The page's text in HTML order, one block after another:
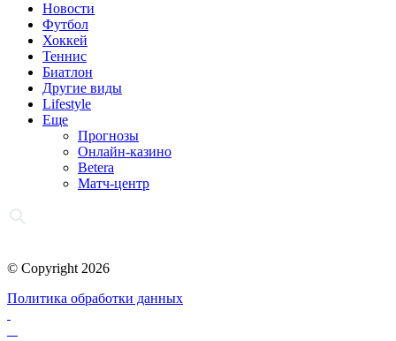
Новости
Футбол
Хоккей
Теннис
Биатлон
Другие виды
Lifestyle
Еще
Прогнозы
Онлайн-казино
Betera
Матч-центр
© Copyright 2026
Политика обработки данных